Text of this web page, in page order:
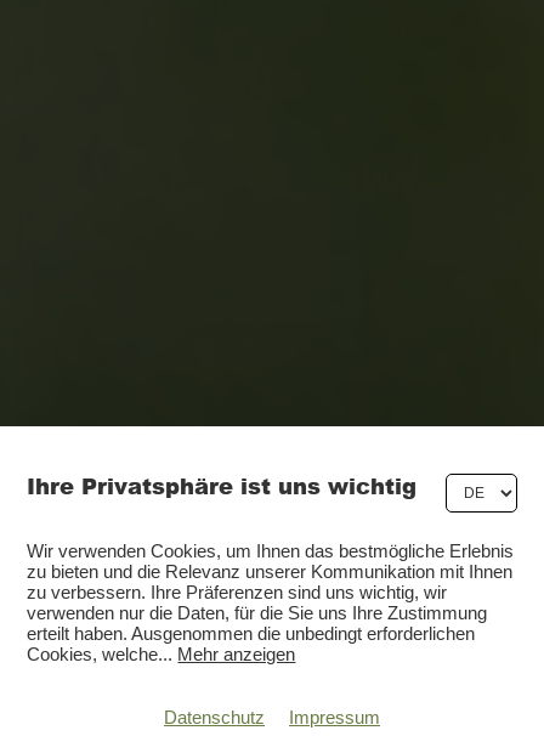
Ihre Privatsphäre ist uns wichtig
Wir verwenden Cookies, um Ihnen das bestmögliche Erlebnis
zu bieten und die Relevanz unserer Kommunikation mit Ihnen
zu verbessern. Ihre Präferenzen sind uns wichtig, wir
verwenden nur die Daten, für die Sie uns Ihre Zustimmung
erteilt haben. Ausgenommen die unbedingt erforderlichen
Cookies, welche... Mehr anzeigen
Datenschutz Impressum